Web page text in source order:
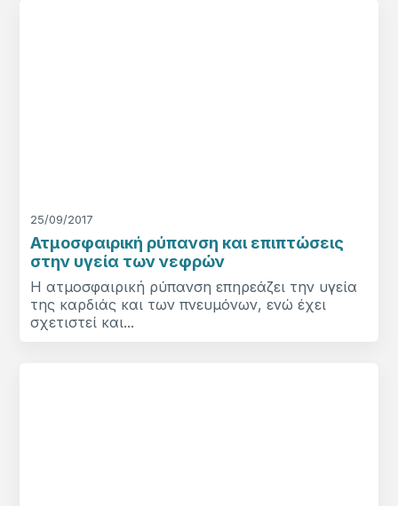
25/09/2017
Ατμοσφαιρική ρύπανση και επιπτώσεις
στην υγεία των νεφρών
Η ατμοσφαιρική ρύπανση επηρεάζει την υγεία
της καρδιάς και των πνευμόνων, ενώ έχει
σχετιστεί και...